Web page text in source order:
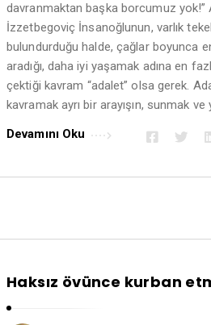
davranmaktan başka borcumuz yok!”​
İzzetbegoviç İnsanoğlunun, varlık
bulundurduğu halde, çağlar boyunca
aradığı, daha iyi yaşamak adına en
çektiği kavram “adalet” olsa gerek.
kavramak ayrı bir arayışın, sunmak
Devamını Oku
Haksız övünce kurban